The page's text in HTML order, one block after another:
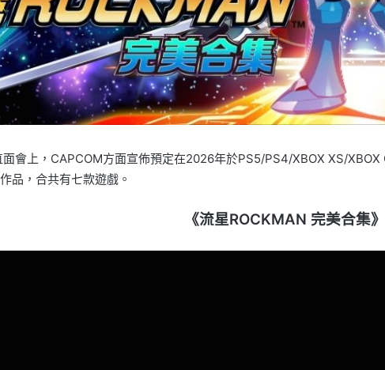
會上，CAPCOM方面宣佈預定在2026年於PS5/PS4/XBOX XS/
品，合共有七款遊戲。
《流星ROCKMAN 完美合集